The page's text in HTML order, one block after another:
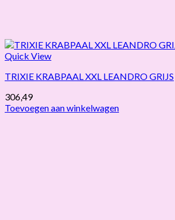
Quick View
TRIXIE KRABPAAL XXL LEANDRO GRIJS
306,49
Toevoegen aan winkelwagen